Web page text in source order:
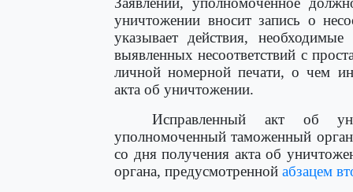
уничтожении вносит запись о
указывает действия,
выявленных несоответствий с
личной номерной печати, о чем
акта об уничтожении.
Исправленный акт об
уполномоченный таможенный
со дня получения акта об
органа, предусмотренной абзацем